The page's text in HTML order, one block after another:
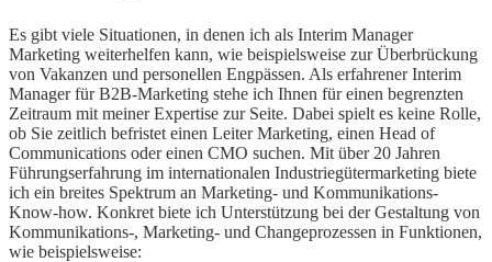
Es gibt viele Situationen, in denen ich als Interim Manager
Marketing weiterhelfen kann, wie beispielsweise zur Überbrückung
von Vakanzen und personellen Engpässen. Als erfahrener Interim
Manager für B2B-Marketing stehe ich Ihnen für einen begrenzten
Zeitraum mit meiner Expertise zur Seite. Dabei spielt es keine Rolle,
ob Sie zeitlich befristet einen Leiter Marketing, einen Head of
Communications oder einen CMO suchen. Mit über 20 Jahren
Führungserfahrung im internationalen Industriegütermarketing biete
ich ein breites Spektrum an Marketing- und Kommunikations-
Know-how. Konkret biete ich Unterstützung bei der Gestaltung von
Kommunikations-, Marketing- und Changeprozessen in Funktionen,
wie beispielsweise: